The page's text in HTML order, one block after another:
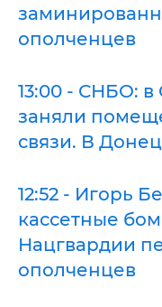
ополченцев
13:00 - СНБО:
заняли
связи. В
12:52 - Игорь
кассетные
Нацгвардии
ополченцев